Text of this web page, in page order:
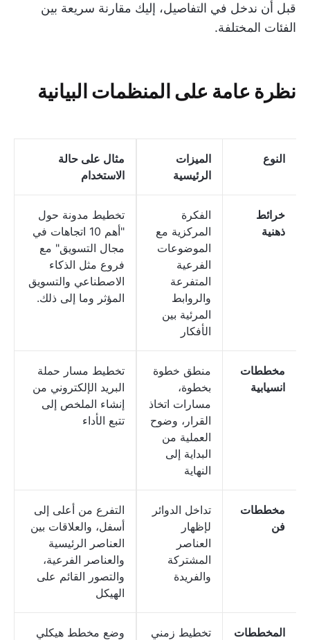
قبل أن ندخل في التفاصيل، إليك مقارنة سريعة بين
الفئات المختلفة.
نظرة عامة على المنظمات البيانية
النوع
الميزات
الرئيسية
مثال على حالة
الاستخدام
خرائط
ذهنية
الفكرة
المركزية مع
الموضوعات
الفرعية
المتفرعة
والروابط
المرئية بين
الأفكار
تخطيط مدونة حول
"أهم 10 اتجاهات في
مجال التسويق" مع
فروع مثل الذكاء
الاصطناعي والتسويق
المؤثر وما إلى ذلك.
مخططات
انسيابية
منطق خطوة
بخطوة،
مسارات اتخاذ
القرار، وضوح
العملية من
البداية إلى
النهاية
تخطيط مسار حملة
البريد الإلكتروني من
إنشاء الملخص إلى
تتبع الأداء
مخططات
فن
تداخل الدوائر
لإظهار
العناصر
المشتركة
والفريدة
التفرع من أعلى إلى
أسفل، والعلاقات بين
العناصر الرئيسية
والعناصر الفرعية،
والتصور القائم على
الهيكل
المخططات
تخطيط زمني
وضع مخطط هيكلي